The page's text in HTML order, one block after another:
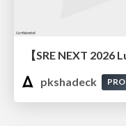
pkshadeck
PRO